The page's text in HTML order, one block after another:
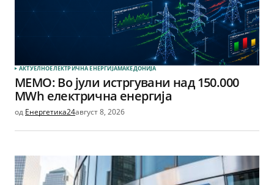
АКТУЕЛНОЕЛЕКТРИЧНА ЕНЕРГИЈАМАКЕДОНИЈА
МЕМО: Во јули истргувани над 150.000
MWh електрична енергија
од Енергетика24август 8, 2026